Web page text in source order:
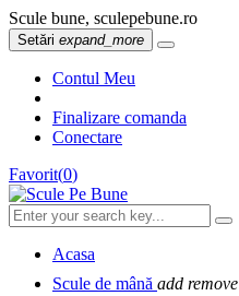
Scule bune, sculepebune.ro
Setări expand_more
Contul Meu
Finalizare comanda
Conectare
Favorit(0)
Acasa
Scule de mână add remove